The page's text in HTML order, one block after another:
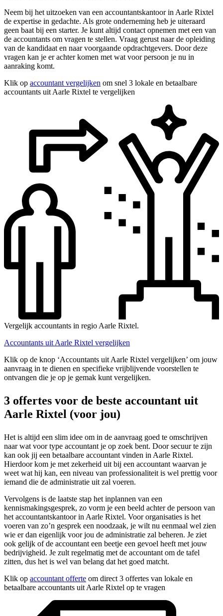
Neem bij het uitzoeken van een accountantskantoor in Aarle Rixtel
de expertise in gedachte. Als grote onderneming heb je uiteraard
geen baat bij een starter. Je kunt altijd contact opnemen met een van
de accountants om vragen te stellen. Vraag gerust naar de opleiding
van de kandidaat en naar voorgaande opdrachtgevers. Door deze
vragen kan je er achter komen met wat voor persoon je nu in
aanraking komt.
Klik op accountant vergelijken om snel 3 lokale en betaalbare
accountants uit Aarle Rixtel te vergelijken
Vergelijk accountants in regio Aarle Rixtel.
Accountants uit Aarle Rixtel vergelijken
Klik op de knop ‘Accountants uit Aarle Rixtel vergelijken’ om jouw
aanvraag in te dienen en specifieke vrijblijvende voorstellen te
ontvangen die je op je gemak kunt vergelijken.
3 offertes voor de beste accountant uit
Aarle Rixtel (voor jou)
Het is altijd een slim idee om in de aanvraag goed te omschrijven
naar wat voor type accountant je op zoek bent. Door secuur te zijn
kan ook jij een betaalbare accountant vinden in Aarle Rixtel.
Hierdoor kom je met zekerheid uit bij een accountant waarvan je
weet wat hij kan, een niveau van professionaliteit is wel prettig voor
iemand die de administratie uit zal voeren.
Vervolgens is de laatste stap het inplannen van een
kennismakingsgesprek, zo vorm je een beeld achter de persoon van
het accountantskantoor in Aarle Rixtel. Voor organisaties is het
voeren van zo’n gesprek een noodzaak, je wilt nu eenmaal wel zien
wie er dan eigenlijk voor jou de administratie zal beheren. Je ziet
ook gelijk of de accountant een beetje een gevoel heeft met jouw
bedrijvigheid. Je zult regelmatig met de accountant om de tafel
zitten, dus het is wel van belang dat het goed matcht.
Klik op accountant offerte om direct 3 offertes van lokale en
betaalbare accountants uit Aarle Rixtel op te vragen